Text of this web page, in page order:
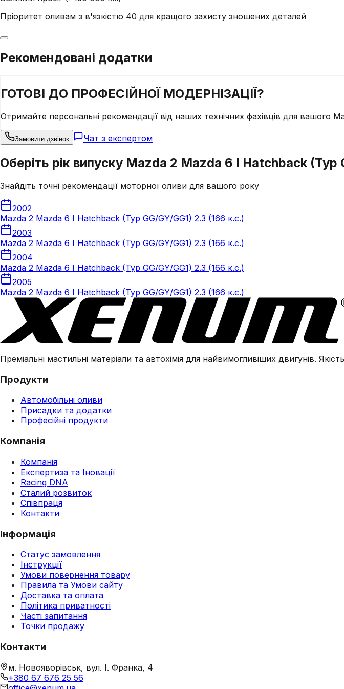
Пріоритет оливам з в'язкістю 40 для кращого захисту зношених деталей
Рекомендовані додатки
ГОТОВІ ДО ПРОФЕСІЙНОЇ МОДЕРНІЗАЦІЇ?
Отримайте персональні рекомендації від наших технічних фахівців для вашого
Замовити дзвінок Чат з експертом
Оберіть рік випуску Mazda 2 Mazda 6 I Hatchback (Typ
Знайдіть точні рекомендації моторної оливи для вашого року
2002
Mazda 2 Mazda 6 I Hatchback (Typ GG/GY/GG1) 2.3 (166 к.с.)
2003
Mazda 2 Mazda 6 I Hatchback (Typ GG/GY/GG1) 2.3 (166 к.с.)
2004
Mazda 2 Mazda 6 I Hatchback (Typ GG/GY/GG1) 2.3 (166 к.с.)
2005
Mazda 2 Mazda 6 I Hatchback (Typ GG/GY/GG1) 2.3 (166 к.с.)
Преміальні мастильні матеріали та автохімія для найвимогливіших двигунів.
Продукти
Автомобільні оливи
Присадки та додатки
Професійні продукти
Компанія
Компанія
Експертиза та Іновації
Racing DNA
Сталий розвиток
Співпраця
Контакти
Інформація
Статус замовлення
Інструкції
Умови повернення товару
Правила та Умови сайту
Доставка та оплата
Політика приватності
Часті запитання
Точки продажу
Контакти
м. Новояворівськ, вул. І. Франка, 4
+380 67 676 25 56